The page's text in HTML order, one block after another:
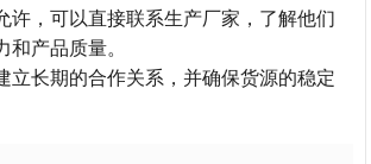
许，可以直接联系生产厂家，了解他们
和产品质量。
立长期的合作关系，并确保货源的稳定